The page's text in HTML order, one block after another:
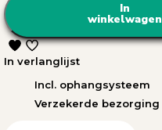
In
winkelwagen
In verlanglijst
Incl. ophangsysteem
Verzekerde bezorging